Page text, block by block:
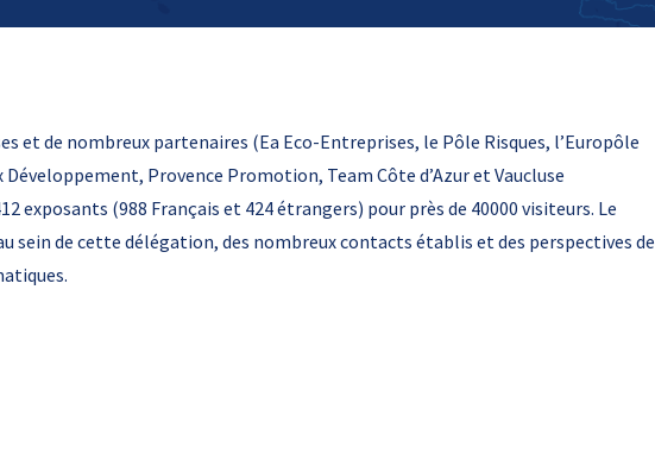
et de nombreux partenaires (Ea Eco-Entreprises, le Pôle Risques, l’Europôle
Développement, Provence Promotion, Team Côte d’Azur et Vaucluse
exposants (988 Français et 424 étrangers) pour près de 40000 visiteurs. Le
sein de cette délégation, des nombreux contacts établis et des perspectives de